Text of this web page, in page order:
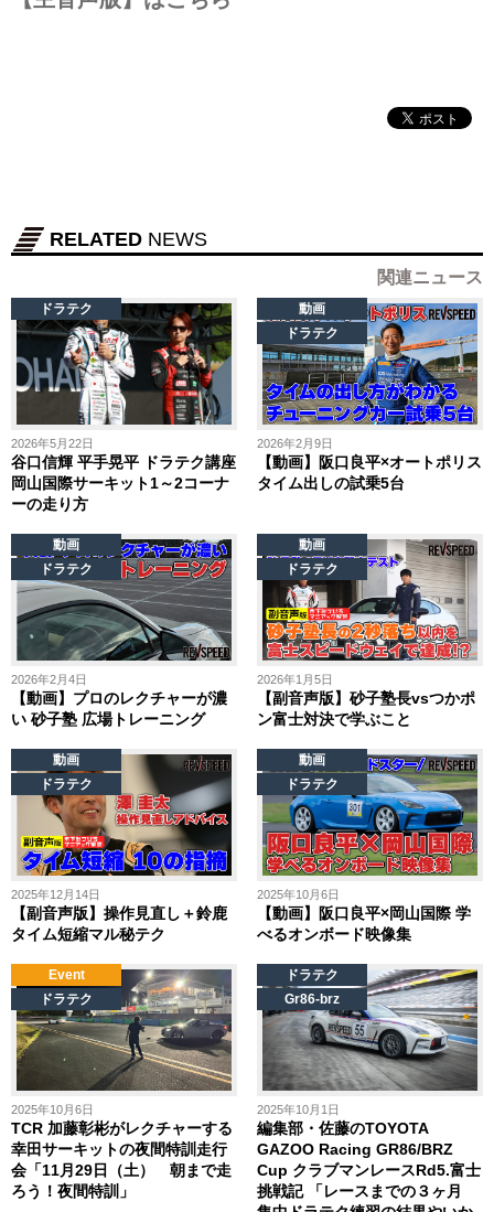
RELATED NEWS
関連ニュース
2026年5月22日
谷口信輝 平手晃平 ドラテク講座
岡山国際サーキット1～2コーナ
ーの走り方
ドラテク
2026年2月9日
【動画】阪口良平×オートポリス
タイム出しの試乗5台
動画
ドラテク
2026年2月4日
【動画】プロのレクチャーが濃
い 砂子塾 広場トレーニング
動画
ドラテク
2026年1月5日
【副音声版】砂子塾長vsつかポ
ン富士対決で学ぶこと
動画
ドラテク
2025年12月14日
【副音声版】操作見直し＋鈴鹿
タイム短縮マル秘テク
動画
ドラテク
2025年10月6日
【動画】阪口良平×岡山国際 学
べるオンボード映像集
動画
ドラテク
2025年10月6日
TCR 加藤彰彬がレクチャーする
幸田サーキットの夜間特訓走行
会「11月29日（土） 朝まで走
ろう！夜間特訓」
Event
ドラテク
2025年10月1日
編集部・佐藤のTOYOTA
GAZOO Racing GR86/BRZ
Cup クラブマンレースRd5.富士
挑戦記 「レースまでの３ヶ月
ドラテク
Gr86-brz